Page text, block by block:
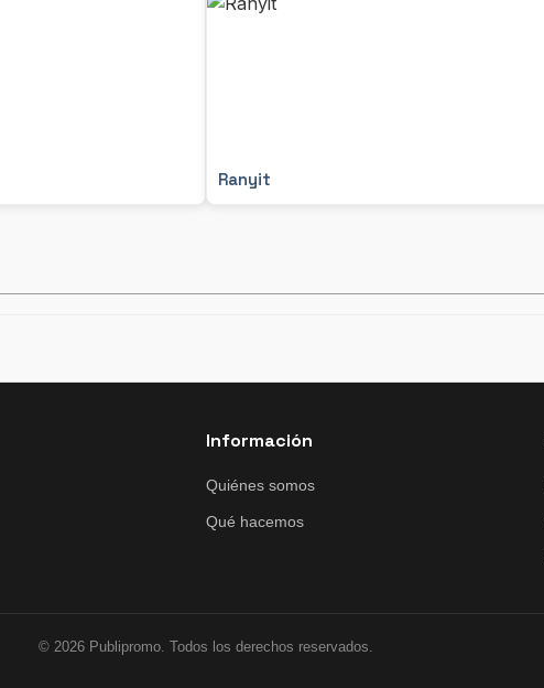
Ranyit
Información
Quiénes somos
Qué hacemos
© 2026 Publipromo. Todos los derechos reservados.